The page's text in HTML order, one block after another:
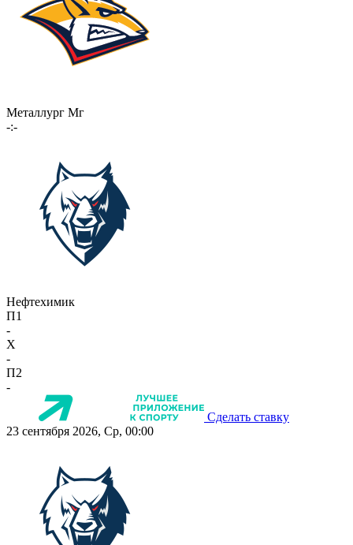
Металлург Мг
-:-
Нефтехимик
П1
-
X
-
П2
-
Сделать ставку
23 сентября 2026, Ср, 00:00